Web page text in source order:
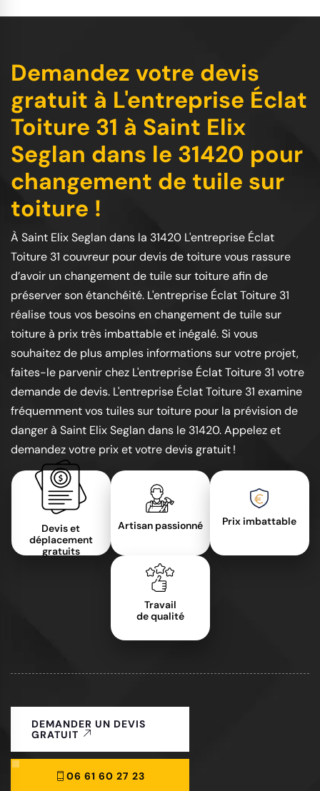
Demandez votre devis
gratuit à L'entreprise Éclat
Toiture 31 à Saint Elix
Seglan dans le 31420 pour
changement de tuile sur
toiture !
À Saint Elix Seglan dans la 31420 L'entreprise Éclat
Toiture 31 couvreur pour devis de toiture vous rassure
d’avoir un changement de tuile sur toiture afin de
préserver son étanchéité. L'entreprise Éclat Toiture 31
réalise tous vos besoins en changement de tuile sur
toiture à prix très imbattable et inégalé. Si vous
souhaitez de plus amples informations sur votre projet,
faites-le parvenir chez L'entreprise Éclat Toiture 31 votre
demande de devis. L'entreprise Éclat Toiture 31 examine
fréquemment vos tuiles sur toiture pour la prévision de
danger à Saint Elix Seglan dans le 31420. Appelez et
demandez votre prix et votre devis gratuit !
Devis et
déplacement
gratuits
Artisan passionné Prix imbattable
Travail
de qualité
DEMANDER UN DEVIS
GRATUIT
06 61 60 27 23